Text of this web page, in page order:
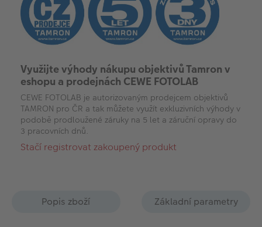
Využijte výhody nákupu objektivů Tamron v
eshopu a prodejnách CEWE FOTOLAB
CEWE FOTOLAB je autorizovaným prodejcem objektivů
TAMRON pro ČR a tak můžete využít exkluzivních výhody v
podobě prodloužené záruky na 5 let a záruční opravy do
3 pracovních dnů.
Stačí registrovat zakoupený produkt
Popis zboží Základní parametry